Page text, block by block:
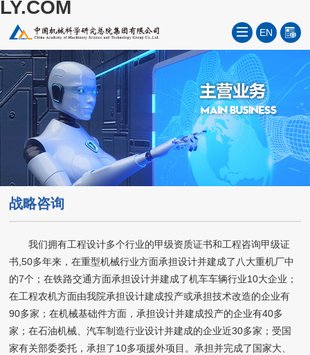
LY.COM
EN
战略咨询
我们拥有工程设计多个行业的甲级资质证书和工程咨询甲级证
书,50多年来，在重型机械行业方面承担设计并建成了八大重机厂中
的7个；在铁路交通方面承担设计并建成了机车车辆行业10大企业；
在工程农机方面由我院承担设计建成投产或承担技术改造的企业有
90多家；在机械基础件方面，承担设计并建成投产的企业有40多
家；在石油机械、汽车制造行业设计并建成的企业近30多家；受国
家有关部委委托，承担了10多项援外项目。承担并完成了国家大、